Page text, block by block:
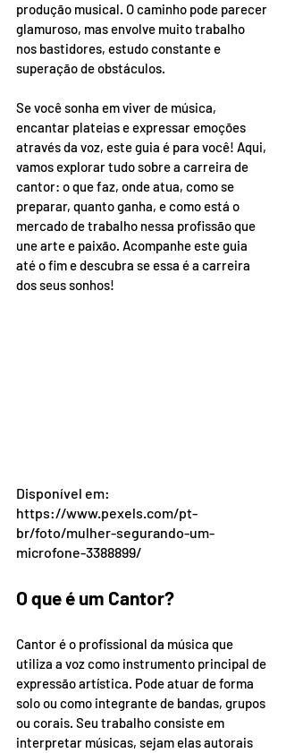
produção musical. O caminho pode parecer
glamuroso, mas envolve muito trabalho
nos bastidores, estudo constante e
superação de obstáculos.
Se você sonha em viver de música,
encantar plateias e expressar emoções
através da voz, este guia é para você! Aqui,
vamos explorar tudo sobre a carreira de
cantor: o que faz, onde atua, como se
preparar, quanto ganha, e como está o
mercado de trabalho nessa profissão que
une arte e paixão. Acompanhe este guia
até o fim e descubra se essa é a carreira
dos seus sonhos!
Disponível em:
https://www.pexels.com/pt-
br/foto/mulher-segurando-um-
microfone-3388899/
O que é um Cantor?
Cantor é o profissional da música que
utiliza a voz como instrumento principal de
expressão artística. Pode atuar de forma
solo ou como integrante de bandas, grupos
ou corais. Seu trabalho consiste em
interpretar músicas, sejam elas autorais